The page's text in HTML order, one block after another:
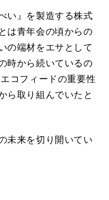
い』を製造する株式
は青年会の頃からの
の端材をエサとして
時から続いているの
コフィードの重要性
ら取り組んでいたと
未来を切り開いてい